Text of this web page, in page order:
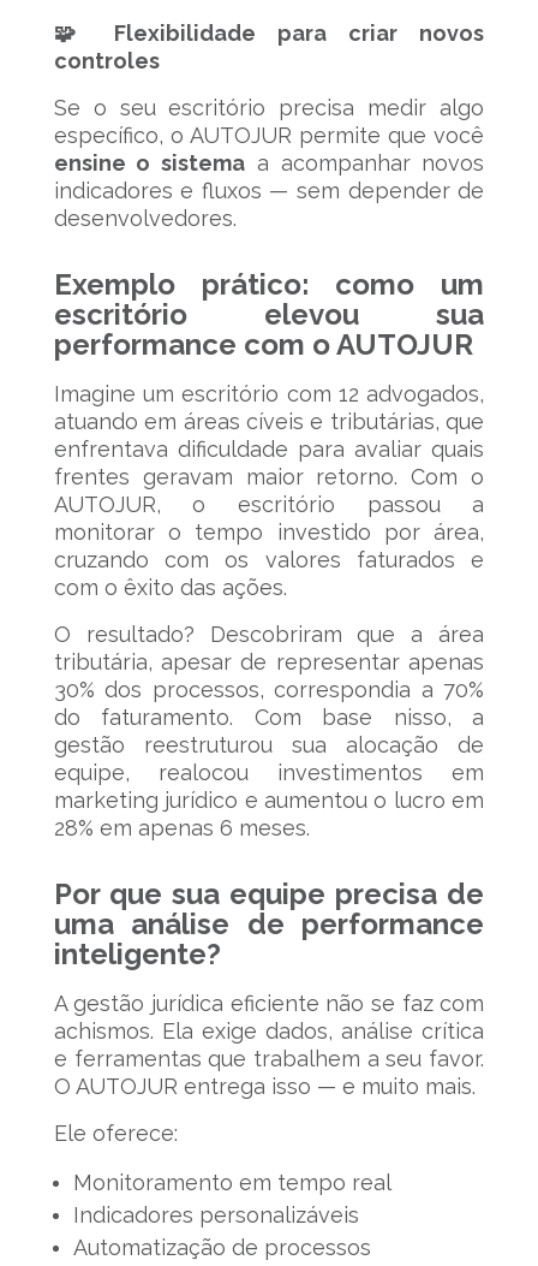
🧩 Flexibilidade para criar novos
controles
Se o seu escritório precisa medir algo
específico, o AUTOJUR permite que você
ensine o sistema a acompanhar novos
indicadores e fluxos — sem depender de
desenvolvedores.
Exemplo prático: como um
escritório elevou sua
performance com o AUTOJUR
Imagine um escritório com 12 advogados,
atuando em áreas cíveis e tributárias, que
enfrentava dificuldade para avaliar quais
frentes geravam maior retorno. Com o
AUTOJUR, o escritório passou a
monitorar o tempo investido por área,
cruzando com os valores faturados e
com o êxito das ações.
O resultado? Descobriram que a área
tributária, apesar de representar apenas
30% dos processos, correspondia a 70%
do faturamento. Com base nisso, a
gestão reestruturou sua alocação de
equipe, realocou investimentos em
marketing jurídico e aumentou o lucro em
28% em apenas 6 meses.
Por que sua equipe precisa de
uma análise de performance
inteligente?
A gestão jurídica eficiente não se faz com
achismos. Ela exige dados, análise crítica
e ferramentas que trabalhem a seu favor.
O AUTOJUR entrega isso — e muito mais.
Ele oferece:
Monitoramento em tempo real
Indicadores personalizáveis
Automatização de processos